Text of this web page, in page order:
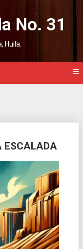
No. 31
Huila.
ESCALADA